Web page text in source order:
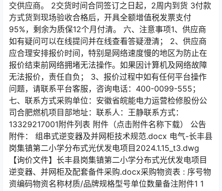
交供应商。 2交货时间合同签订之日起，2周内到货 3付款
方式货到现场验收合格后，开具全额增值税发票支付
95%，剩余为质保12个月付清。 六、注意事项1、供应商
如有疑问可以在线提问并在线查看答疑澄清； 2、供应商
应合理安排报价时间，特别是网络速度慢的地区为防止在
报价结束前网络拥堵无法操作。如果因计算机及网络故障
无法报价，责任自负； 3、报价过程中如有任何平台操作
问题，请联系平台客服，咨询电话：400-0099-555；
七、联系方式采购单位：安徽省皖能电力运营检修股份公
司合肥燃机项目部地址：联系人：王静联系方式：
13329217001附件列表 附件（点击附件名称下载） 公告
附件： 组串式逆变器及并网柜技术规范.docx 电气-长丰县
岗集镇第二小学分布式光伏发电项目2024.1.15_t3.dwg
【询价文件】长丰县岗集镇第二小学分布式光伏发电项目
逆变器、并网柜及配套备件采购.docx采购物资表 : 序号物
资编码物资名称材质/品牌规格型号单位数量备注附件1 1